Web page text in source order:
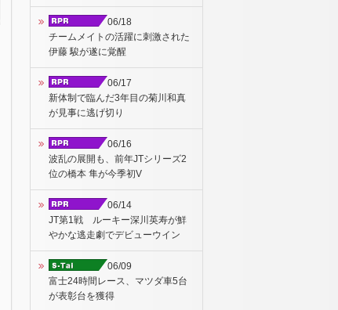
06/18
チームメイトの活躍に刺激された
伊藤 駿が遂に覚醒
06/17
新体制で臨んだ3年目の菊川和真
が見事に逃げ切り
06/16
波乱の展開も、前年JTシリーズ2
位の橋本 隼が今季初V
06/14
JT第1戦 ルーキー深川英寿が鮮
やかな逃走劇でデビューウイン
06/09
富士24時間レース、マツダ車5台
が表彰台を獲得